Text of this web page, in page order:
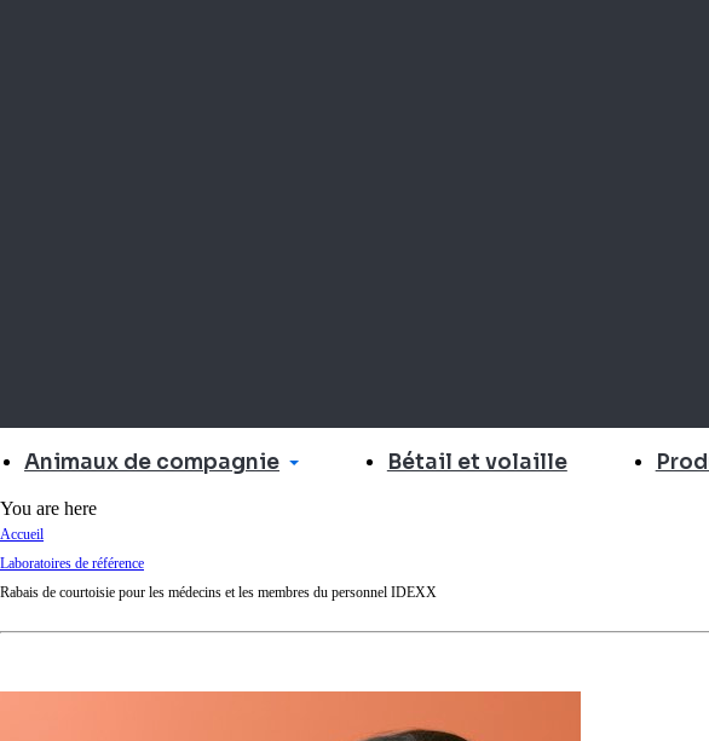
Animaux de compagnie Bétail et volaille
You are here
Accueil
Laboratoires de référence
Rabais de courtoisie pour les médecins et les membres du personnel IDEXX